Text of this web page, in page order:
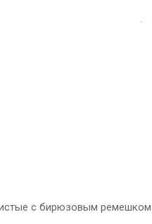
·
с бирюзовым ремешком